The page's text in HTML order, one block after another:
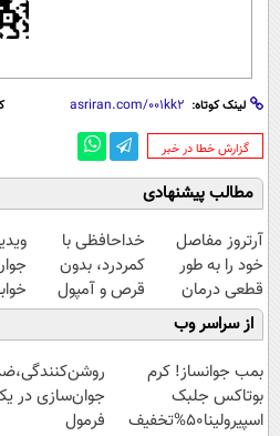
لینک کوتاه:
‌گزارش خطا در خبر
مطالب پیشنهادی
آرتروز مفاصل
خود را به طور
قطعی درمان
کنید!
◗پرسش‌نامه◖
خداحافظی با
کمردرد، بدون
قرص و آمپول
از سراسر وب
بمب جوانساز! کرم
بوتاکس جلبک
اسپیرولینا50%تخفیف
جوان‌سازی در
فرمول